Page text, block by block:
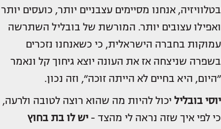
בטלוויזיה, אנחנו מסיימים עצבניים יותר, כועסים יותר
ואפילו עצובים יותר. המורשת של בובליל השתרשה
עמוקות בחברה הישראלית, כי כשאנחנו נזכרים
בשפרה שניצחה אז את העונה יוצא גיחוך קל ונאמר
״היום, היא בחיים לא הייתה זוכה״, וזה נכון.
יוסי בובליל יכול להיות מה שהוא רוצה לטובה ולרעה,
כי לפי איך שזה נראה לי מהצד - יש לו בת בחוץ